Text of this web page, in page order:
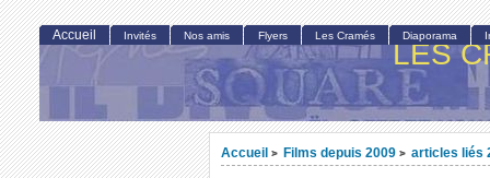
LES
Accueil > Films depuis 2009 > articles liés
Accueil Invités Nos amis Flyers Les Cramés Diaporama